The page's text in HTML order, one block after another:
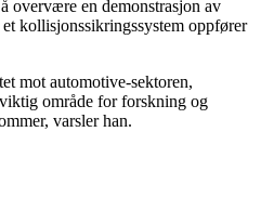
overvære en demonstrasjon av
kollisjonssikringssystem oppfører
mot automotive-sektoren,
område for forskning og
varsler han.